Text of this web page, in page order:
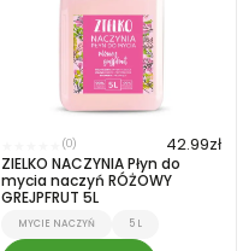
(0) 42.99zł
ZIELKO NACZYNIA Płyn do
mycia naczyń RÓŻOWY
GREJPFRUT 5L
MYCIE NACZYŃ 5 L